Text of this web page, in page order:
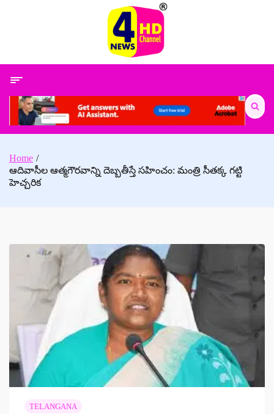
Search
for:
Home
ఆదివాసీల ఆత్మగౌరవాన్ని దెబ్బతీస్తే సహించం: మంత్రి సీతక్క గట్టి
హెచ్చరిక
TELANGANA